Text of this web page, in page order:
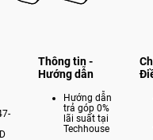
Thông tin -
Hướng dẫn
Hướng dẫn
trả góp 0%
lãi suất tại
Techhouse